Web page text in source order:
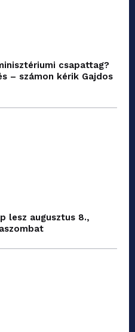
csapattag?
– számon kérik Gajdos
lesz augusztus 8.,